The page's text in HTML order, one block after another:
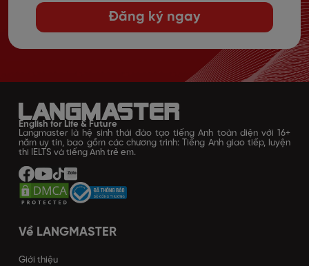
Đăng ký ngay
English for Life & Future
Langmaster là hệ sinh thái đào tạo tiếng Anh toàn diện với 16+
năm uy tín, bao gồm các chương trình: Tiếng Anh giao tiếp, luyện
thi IELTS và tiếng Anh trẻ em.
Về LANGMASTER
Giới thiệu